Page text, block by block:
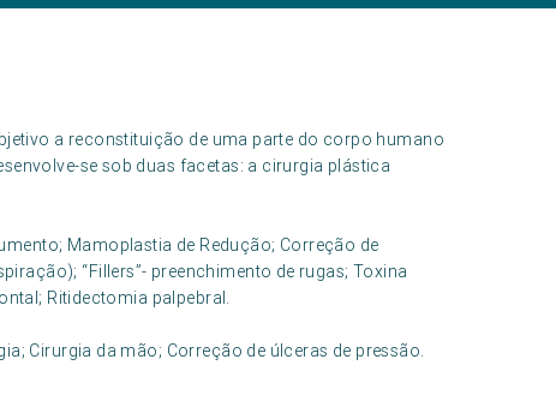
a reconstituição de uma parte do corpo humano
se sob duas facetas: a cirurgia plástica
Mamoplastia de Redução; Correção de
“Fillers”- preenchimento de rugas; Toxina
Ritidectomia palpebral.
Cirurgia da mão; Correção de úlceras de pressão.